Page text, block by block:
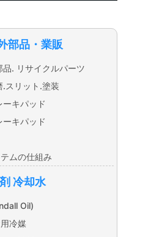
部品・業販
品. リサイクルパーツ
.スリット.塗装
キパッド
ーキパッド
ムの仕組み
冷却水
Oil)
冷媒